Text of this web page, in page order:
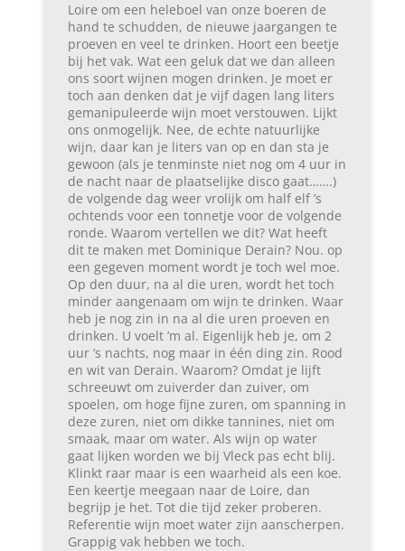
Loire om een heleboel van onze boeren de
hand te schudden, de nieuwe jaargangen te
proeven en veel te drinken. Hoort een beetje
bij het vak. Wat een geluk dat we dan alleen
ons soort wijnen mogen drinken. Je moet er
toch aan denken dat je vijf dagen lang liters
gemanipuleerde wijn moet verstouwen. Lijkt
ons onmogelijk. Nee, de echte natuurlijke
wijn, daar kan je liters van op en dan sta je
gewoon (als je tenminste niet nog om 4 uur in
de nacht naar de plaatselijke disco gaat…….)
de volgende dag weer vrolijk om half elf ’s
ochtends voor een tonnetje voor de volgende
ronde. Waarom vertellen we dit? Wat heeft
dit te maken met Dominique Derain? Nou. op
een gegeven moment wordt je toch wel moe.
Op den duur, na al die uren, wordt het toch
minder aangenaam om wijn te drinken. Waar
heb je nog zin in na al die uren proeven en
drinken. U voelt ’m al. Eigenlijk heb je, om 2
uur ’s nachts, nog maar in één ding zin. Rood
en wit van Derain. Waarom? Omdat je lijft
schreeuwt om zuiverder dan zuiver, om
spoelen, om hoge fijne zuren, om spanning in
deze zuren, niet om dikke tannines, niet om
smaak, maar om water. Als wijn op water
gaat lijken worden we bij Vleck pas echt blij.
Klinkt raar maar is een waarheid als een koe.
Een keertje meegaan naar de Loire, dan
begrijp je het. Tot die tijd zeker proberen.
Referentie wijn moet water zijn aanscherpen.
Grappig vak hebben we toch.